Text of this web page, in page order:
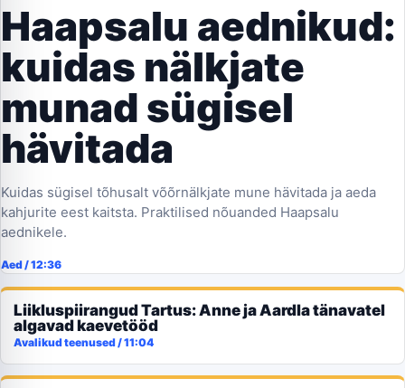
Haapsalu aednikud:
kuidas nälkjate
munad sügisel
hävitada
Kuidas sügisel tõhusalt võõrnälkjate mune hävitada ja aeda
kahjurite eest kaitsta. Praktilised nõuanded Haapsalu
aednikele.
Aed/12:36
Liikluspiirangud Tartus: Anne ja Aardla tänavatel
algavad kaevetööd
Avalikud teenused/11:04